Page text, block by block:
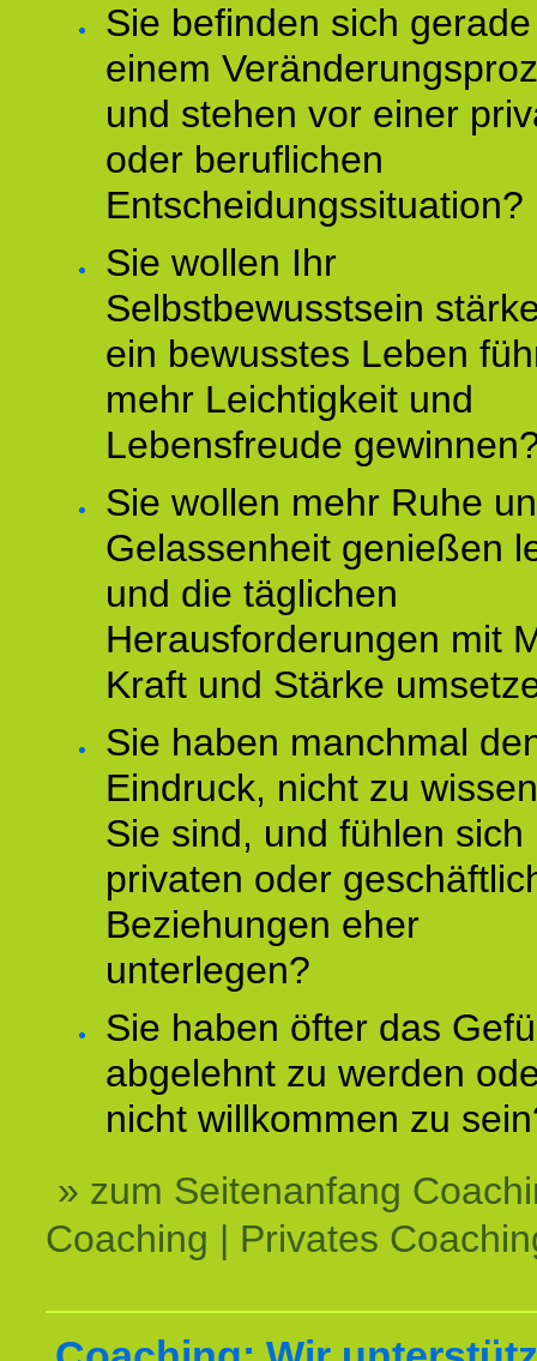
Sie befinden sich
einem
und stehen vor einer
oder beruflichen
Entscheidungssituation?
Sie wollen Ihr
Selbstbewusstsein
ein bewusstes Leben
mehr Leichtigkeit und
Lebensfreude
Sie wollen mehr Ruhe
Gelassenheit genießen
und die täglichen
Herausforderungen mit
Kraft und Stärke
Sie haben manchmal
Eindruck, nicht zu
Sie sind, und fühlen sich
privaten oder
Beziehungen eher
unterlegen?
Sie haben öfter das
abgelehnt zu werden
nicht willkommen zu
» zum Seitenanfang
Coaching | Privates